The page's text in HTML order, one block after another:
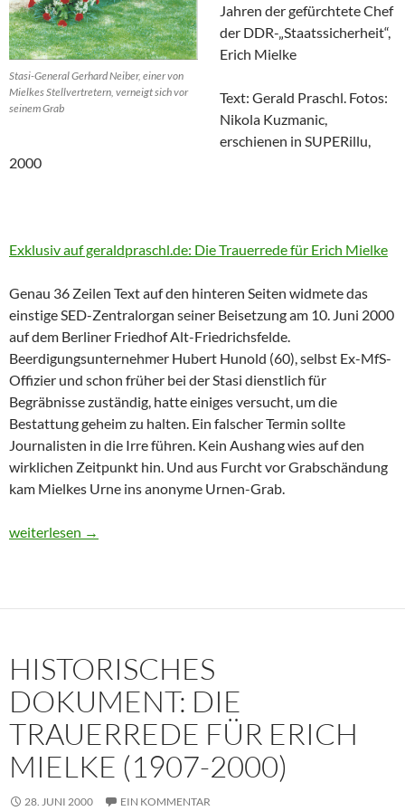
Stasi-General Gerhard Neiber, einer von
Mielkes Stellvertretern, verneigt sich vor
seinem Grab
Jahren der gefürchtete Chef
der DDR-„Staatssicherheit“,
Erich Mielke
Text: Gerald Praschl. Fotos:
Nikola Kuzmanic,
erschienen in SUPERillu,
2000
Exklusiv auf geraldpraschl.de: Die Trauerrede für Erich Mielke
Genau 36 Zeilen Text auf den hinteren Seiten widmete das
einstige SED-Zentralorgan seiner Beisetzung am 10. Juni 2000
auf dem Berliner Friedhof Alt-Friedrichsfelde.
Beerdigungsunternehmer Hubert Hunold (60), selbst Ex-MfS-
Offizier und schon früher bei der Stasi dienstlich für
Begräbnisse zuständig, hatte einiges versucht, um die
Bestattung geheim zu halten. Ein falscher Termin sollte
Journalisten in die Irre führen. Kein Aushang wies auf den
wirklichen Zeitpunkt hin. Und aus Furcht vor Grabschändung
kam Mielkes Urne ins anonyme Urnen-Grab.
Erich Mielke: Wer weinte um den Herrn der Angst?
weiterlesen →
HISTORISCHES
DOKUMENT: DIE
TRAUERREDE FÜR ERICH
MIELKE (1907-2000)
28. JUNI 2000 EIN KOMMENTAR